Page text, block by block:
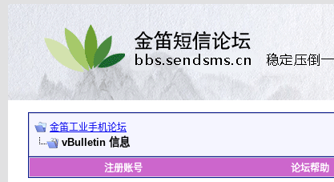
金笛工业手机论坛
vBulletin 信息
注册账号 论坛帮助